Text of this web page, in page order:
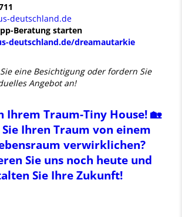
deutschland.de
Beratung starten
deutschland.de/dreamautarkie
eine Besichtigung oder fordern Sie
Angebot an!
Ihrem Traum-Tiny House! 🏡
Ihren Traum von einem
verwirklichen?
Sie uns noch heute und
Sie Ihre Zukunft!